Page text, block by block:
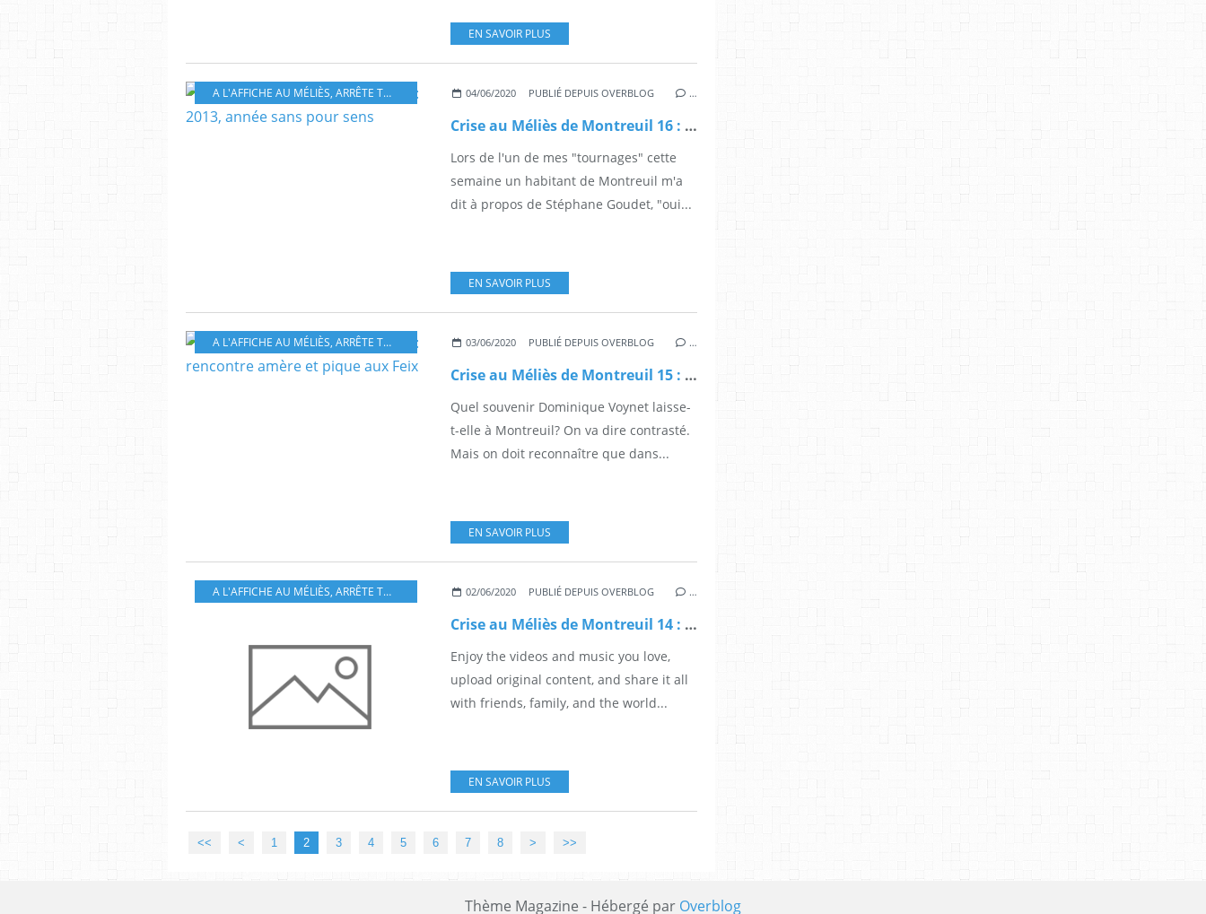
EN SAVOIR PLUS
A L'AFFICHE AU MÉLIÈS, ARRÊTE TON CINÉMA MONTREUIL
04/06/2020 PUBLIÉ DEPUIS OVERBLOG …
Crise au Méliès de Montreuil 16 : 2013, année sans pour sens
Lors de l'un de mes "tournages" cette
semaine un habitant de Montreuil m'a
dit à propos de Stéphane Goudet, "oui...
EN SAVOIR PLUS
A L'AFFICHE AU MÉLIÈS, ARRÊTE TON CINÉMA MONTREUIL
03/06/2020 PUBLIÉ DEPUIS OVERBLOG …
Crise au Méliès de Montreuil 15 : rencontre amère et pique aux Feix
Quel souvenir Dominique Voynet laisse-
t-elle à Montreuil? On va dire contrasté.
Mais on doit reconnaître que dans...
EN SAVOIR PLUS
A L'AFFICHE AU MÉLIÈS, ARRÊTE TON CINÉMA MONTREUIL
02/06/2020 PUBLIÉ DEPUIS OVERBLOG …
Crise au Méliès de Montreuil 14 : plainte, points de suspension
Enjoy the videos and music you love,
upload original content, and share it all
with friends, family, and the world...
EN SAVOIR PLUS
<< < 1 2 3 4 5 6 7 8 > >>
Thème Magazine - Hébergé par Overblog